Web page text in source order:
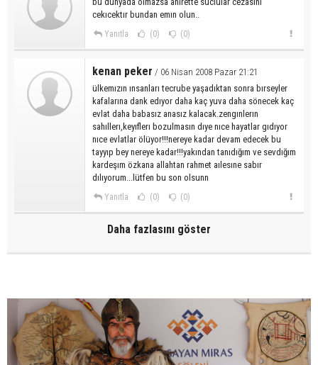
cekıcektır bundan emın olun..
Yanıtla (0) (0)
kenan peker / 06 Nisan 2008 Pazar 21:21
ülkemızın ınsanları tecrube yaşadıktan sonra bırseyler
kafalarına dank edıyor daha kaç yuva daha sönecek kaç
evlat daha babasız anasız kalacak.zengınlerın
sahıllerı,keyıflerı bozulmasın dıye nıce hayatlar gıdıyor
nıce evlatlar ölüyor!!!nereye kadar devam edecek bu
tayyıp bey nereye kadar!!!yakından tanıdığım ve sevdığım
kardeşım özkana allahtan rahmet aılesıne sabır
dılıyorum...lütfen bu son olsunn
Yanıtla (0) (0)
Daha fazlasını göster